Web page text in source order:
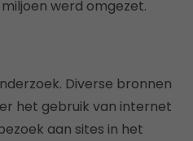
werd omgezet.
Diverse bronnen
het gebruik van internet
aan sites in het